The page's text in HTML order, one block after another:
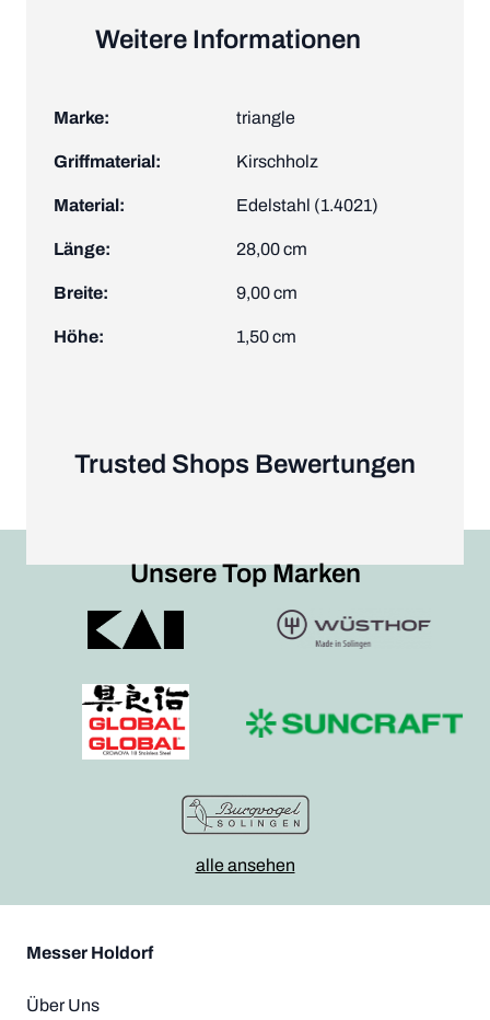
Weitere Informationen
Marke: triangle
Griffmaterial: Kirschholz
Material: Edelstahl (1.4021)
Länge: 28,00 cm
Breite: 9,00 cm
Höhe: 1,50 cm
Trusted Shops Bewertungen
Unsere Top Marken
alle ansehen
Messer Holdorf
Über Uns